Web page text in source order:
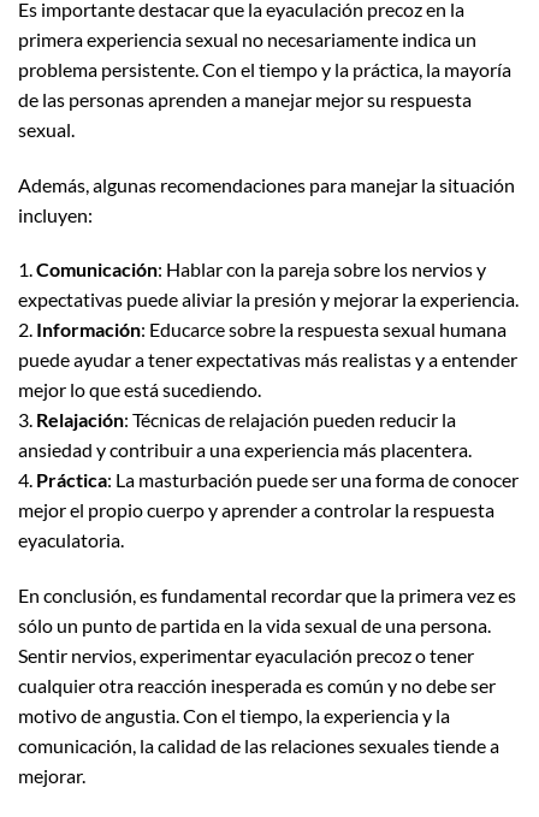
Es importante destacar que la eyaculación precoz en la
primera experiencia sexual no necesariamente indica un
problema persistente. Con el tiempo y la práctica, la mayoría
de las personas aprenden a manejar mejor su respuesta
sexual.
Además, algunas recomendaciones para manejar la situación
incluyen:
1.Comunicación: Hablar con la pareja sobre los nervios y
expectativas puede aliviar la presión y mejorar la experiencia.
2. Información: Educarce sobre la respuesta sexual humana
puede ayudar a tener expectativas más realistas y a entender
mejor lo que está sucediendo.
3. Relajación: Técnicas de relajación pueden reducir la
ansiedad y contribuir a una experiencia más placentera.
4. Práctica: La masturbación puede ser una forma de conocer
mejor el propio cuerpo y aprender a controlar la respuesta
eyaculatoria.
En conclusión, es fundamental recordar que la primera vez es
sólo un punto de partida en la vida sexual de una persona.
Sentir nervios, experimentar eyaculación precoz o tener
cualquier otra reacción inesperada es común y no debe ser
motivo de angustia. Con el tiempo, la experiencia y la
comunicación, la calidad de las relaciones sexuales tiende a
mejorar.